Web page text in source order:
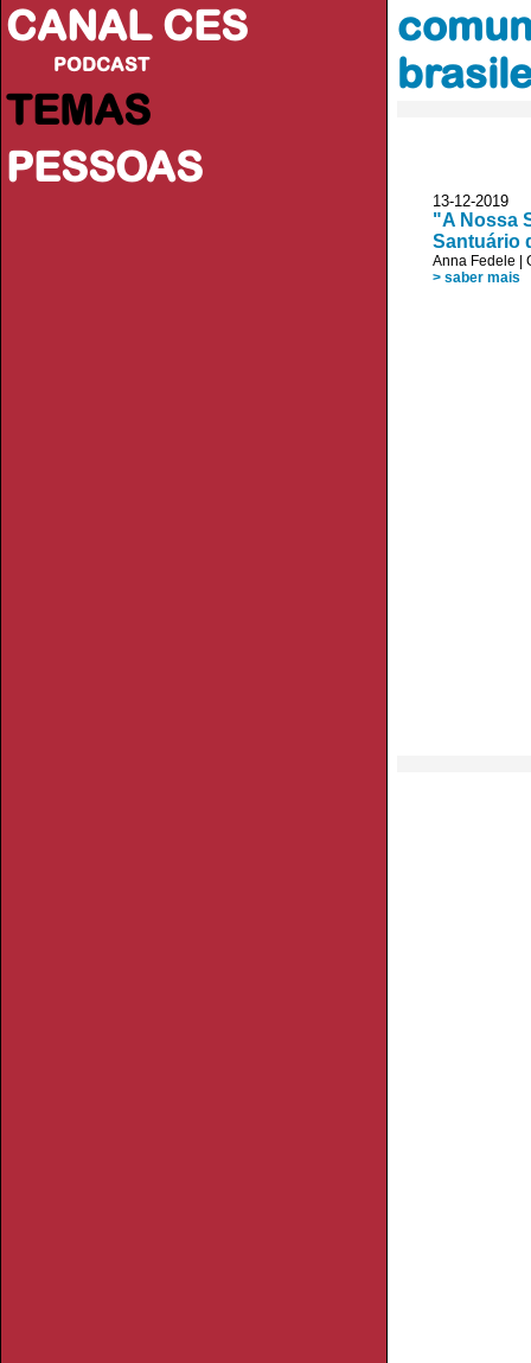
CANAL CES
PODCAST
TEMAS
PESSOAS
13-12-
"A Nossa
Santuário
Anna Fedele
> saber mais